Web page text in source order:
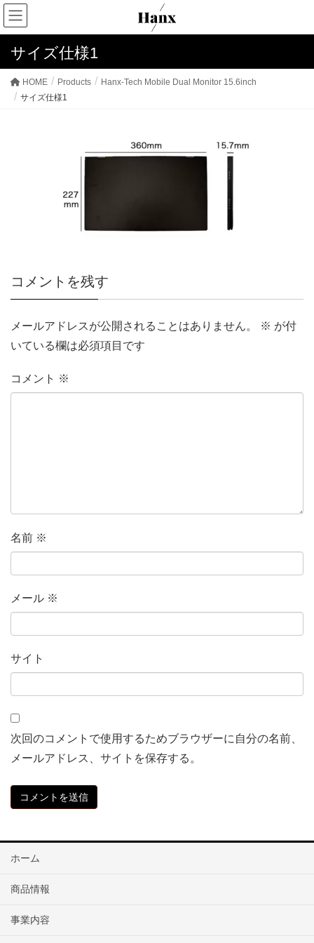
サイズ仕様1
HOME Products
Hanx-Tech Mobile Dual Monitor 15.6inch
サイズ仕様1
コメントを残す
メールアドレスが公開されることはありません。 ※ が付
いている欄は必須項目です
コメント ※
名前 ※
メール ※
サイト
次回のコメントで使用するためブラウザーに自分の名前、
メールアドレス、サイトを保存する。
ホーム
商品情報
事業内容